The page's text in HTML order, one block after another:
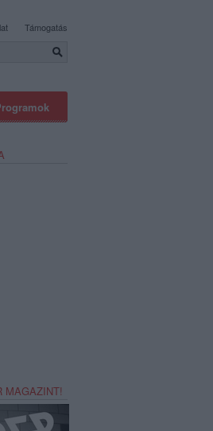
Támogatás
MAGAZINT!